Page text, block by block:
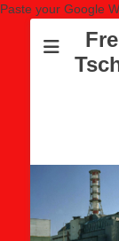
Paste your Google